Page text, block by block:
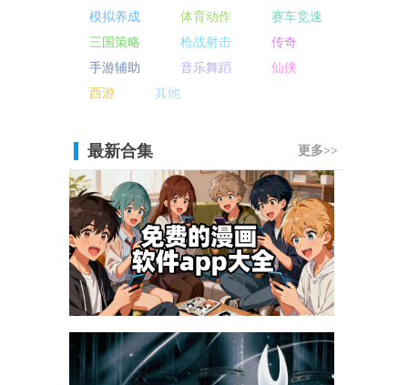
模拟养成 体育动作
赛车竞速
三国策略
枪战射击
传奇
手游辅助
音乐舞蹈
仙侠
西游
其他
最新合集 更多>>